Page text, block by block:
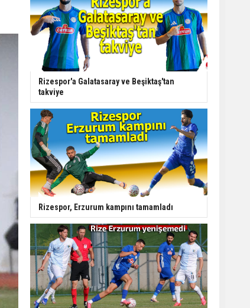
Rizespor'a Galatasaray ve Beşiktaş'tan
takviye
Rizespor, Erzurum kampını tamamladı